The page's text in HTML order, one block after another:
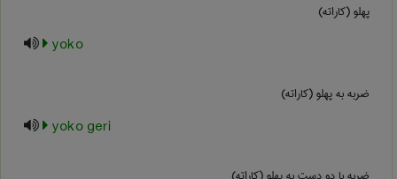
پهلو (کاراته)
yoko
ضربه به پهلو (کاراته)
yoko geri